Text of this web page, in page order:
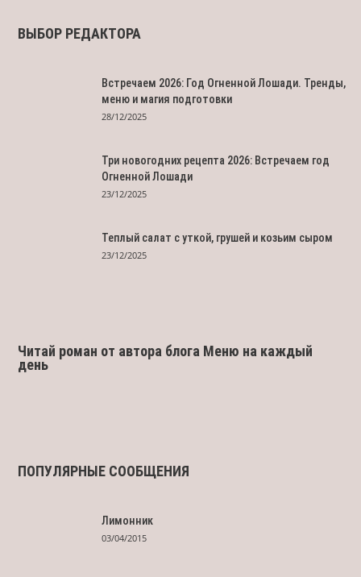
ВЫБОР РЕДАКТОРА
Встречаем 2026: Год Огненной Лошади. Тренды,
меню и магия подготовки
28/12/2025
Три новогодних рецепта 2026: Встречаем год
Огненной Лошади
23/12/2025
Теплый салат с уткой, грушей и козьим сыром
23/12/2025
Читай роман от автора блога Меню на каждый
день
ПОПУЛЯРНЫЕ СООБЩЕНИЯ
Лимонник
03/04/2015